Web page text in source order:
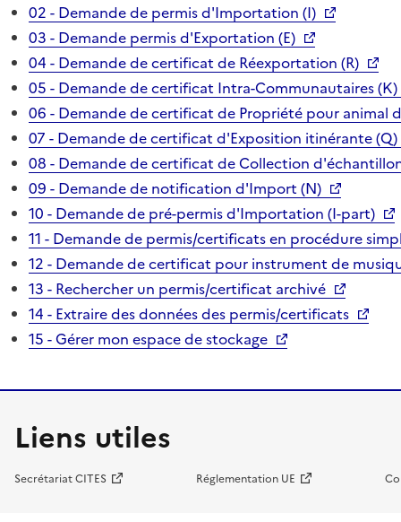
02 - Demande de permis d'Importation (I)
03 - Demande permis d'Exportation (E)
04 - Demande de certificat de Réexportation (R)
05 - Demande de certificat Intra-Communautaires (K)
06 - Demande de certificat de Propriété pour animal
07 - Demande de certificat d'Exposition itinérante (Q)
08 - Demande de certificat de Collection
09 - Demande de notification d'Import (N)
10 - Demande de pré-permis d'Importation (I-part)
11 - Demande de permis/certificats en procédure
12 - Demande de certificat pour instrument de
13 - Rechercher un permis/certificat archivé
14 - Extraire des données des permis/certificats
15 - Gérer mon espace de stockage
Liens utiles
Secrétariat CITES Réglementation UE